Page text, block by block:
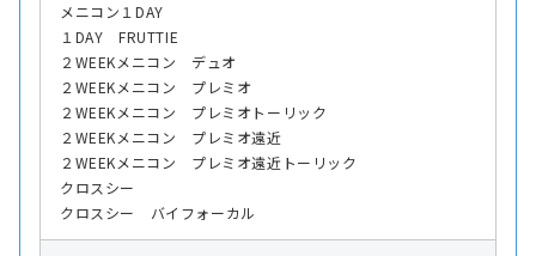
メニコン１DAY
１DAY FRUTTIE
２WEEKメニコン デュオ
２WEEKメニコン プレミオ
２WEEKメニコン プレミオトーリック
２WEEKメニコン プレミオ遠近
２WEEKメニコン プレミオ遠近トーリック
クロスシー
クロスシー バイフォーカル